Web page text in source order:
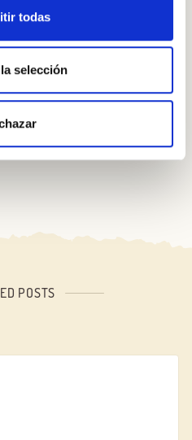
todas
selección
a serem selvagens.
omelete espanhol, mini-
de fazer canapés
POSTS